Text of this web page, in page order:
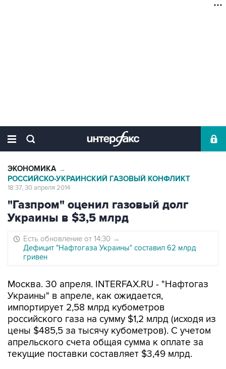
ЭКОНОМИКА →
РОССИЙСКО-УКРАИНСКИЙ ГАЗОВЫЙ КОНФЛИКТ
18:37, 30 апреля 2014
"Газпром" оценил газовый долг
Украины в $3,5 млрд
Есть обновление от 14:30 →
Дефицит "Нафтогаза Украины" составил 62 млрд
гривен
Москва. 30 апреля. INTERFAX.RU - "Нафтогаз
Украины" в апреле, как ожидается,
импортирует 2,58 млрд кубометров
российского газа на сумму $1,2 млрд (исходя из
цены $485,5 за тысячу кубометров). С учетом
апрельского счета общая сумма к оплате за
текущие поставки составляет $3,49 млрд.